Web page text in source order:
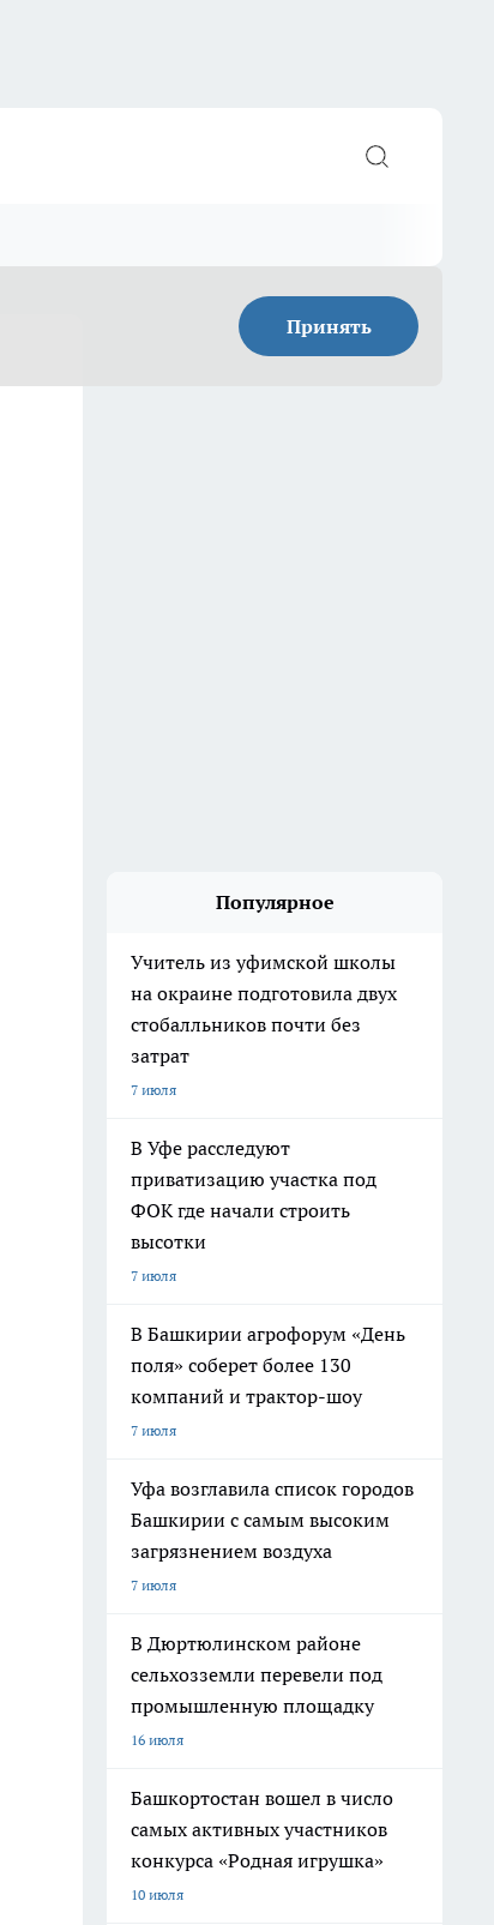
Принять
Популярное
Учитель из уфимской школы
на окраине подготовила двух
стобалльников почти без
затрат
7 июля
В Уфе расследуют
приватизацию участка под
ФОК где начали строить
высотки
7 июля
В Башкирии агрофорум «День
поля» соберет более 130
компаний и трактор-шоу
7 июля
Уфа возглавила список городов
Башкирии с самым высоким
загрязнением воздуха
7 июля
В Дюртюлинском районе
сельхозземли перевели под
промышленную площадку
16 июля
Башкортостан вошел в число
самых активных участников
конкурса «Родная игрушка»
10 июля